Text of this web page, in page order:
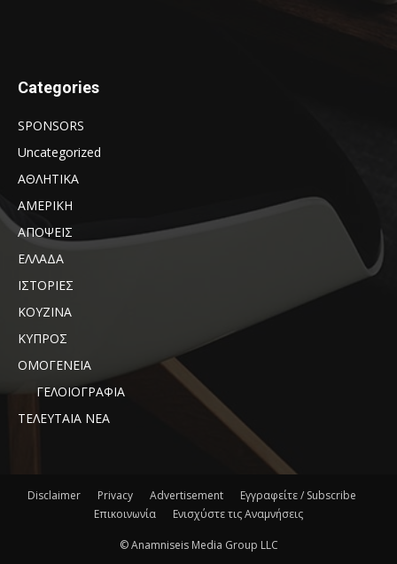
Categories
SPONSORS
Uncategorized
ΑΘΛΗΤΙΚΑ
ΑΜΕΡΙΚΗ
ΑΠΟΨΕΙΣ
ΕΛΛΑΔΑ
ΙΣΤΟΡΙΕΣ
ΚΟΥΖΙΝΑ
ΚΥΠΡΟΣ
ΟΜΟΓΕΝΕΙΑ
ΓΕΛΟΙΟΓΡΑΦΙΑ
ΤΕΛΕΥΤΑΙΑ ΝΕΑ
Disclaimer Privacy Advertisement
Εγγραφείτε / Subscribe
Επικοινωνία
Ενισχύστε τις Αναμνήσεις
© Anamniseis Media Group LLC